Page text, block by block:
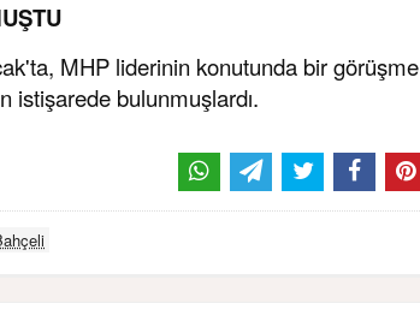
MHP liderinin konutunda bir görüşme
istişarede bulunmuşlardı.